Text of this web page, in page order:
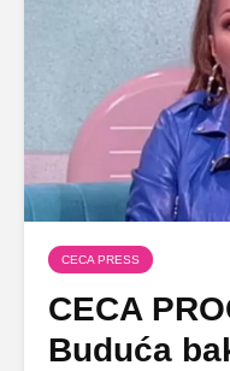
CECA PRESS
CECA
Buduća